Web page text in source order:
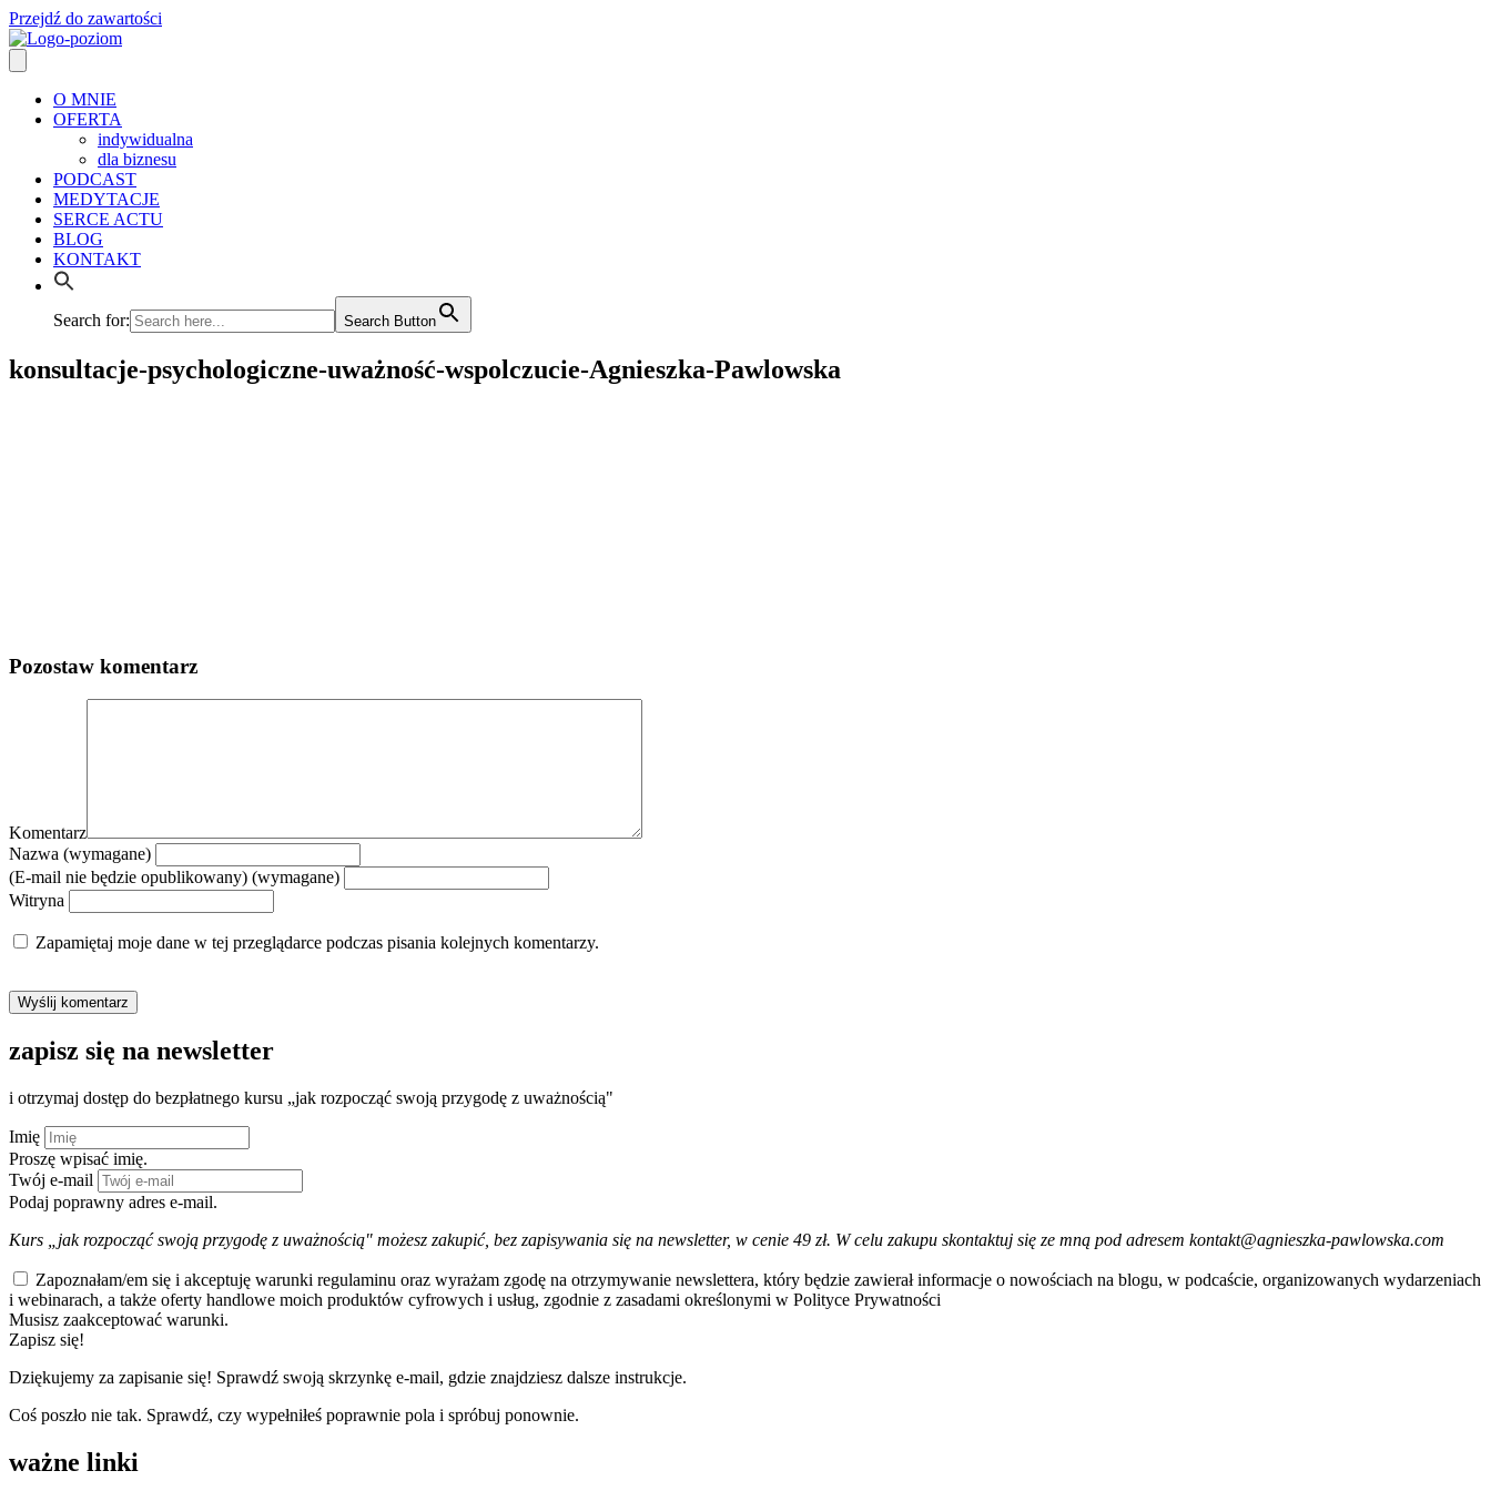
Przejdź do zawartości
O MNIE
OFERTA
indywidualna
dla biznesu
PODCAST
MEDYTACJE
SERCE ACTU
BLOG
KONTAKT
Search for: Search Button
konsultacje-psychologiczne-uważność-wspolczucie-Agnieszka-Pawlowska
Pozostaw komentarz
Komentarz
Nazwa (wymagane)
(E-mail nie będzie opublikowany) (wymagane)
Witryna
Zapamiętaj moje dane w tej przeglądarce podczas pisania kolejnych komentarzy.
zapisz się na newsletter
i otrzymaj dostęp do bezpłatnego kursu „jak rozpocząć swoją przygodę z uważnością"
Imię
Proszę wpisać imię.
Twój e-mail
Podaj poprawny adres e-mail.
Kurs „jak rozpocząć swoją przygodę z uważnością" możesz zakupić, bez zapisywania się na newsletter, w cenie 49 zł. W celu zakupu skontaktuj się ze mną pod adresem kontakt@agnieszka-pawlowska.com
Zapoznałam/em się i akceptuję warunki regulaminu oraz wyrażam zgodę na otrzymywanie newslettera, który będzie zawierał informacje o nowościach na blogu, w podcaście, organizowanych wydarzeniach
i webinarach, a także oferty handlowe moich produktów cyfrowych i usług, zgodnie z zasadami określonymi w Polityce Prywatności
Musisz zaakceptować warunki.
Zapisz się!
Dziękujemy za zapisanie się! Sprawdź swoją skrzynkę e-mail, gdzie znajdziesz dalsze instrukcje.
Coś poszło nie tak. Sprawdź, czy wypełniłeś poprawnie pola i spróbuj ponownie.
ważne linki